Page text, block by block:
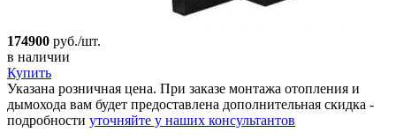
174900 руб./шт.
в наличии
Купить
Указана розничная цена. При заказе монтажа отопления и
дымохода вам будет предоставлена дополнительная скидка -
подробности уточняйте у наших консультантов